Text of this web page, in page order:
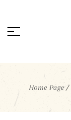
Home Page /